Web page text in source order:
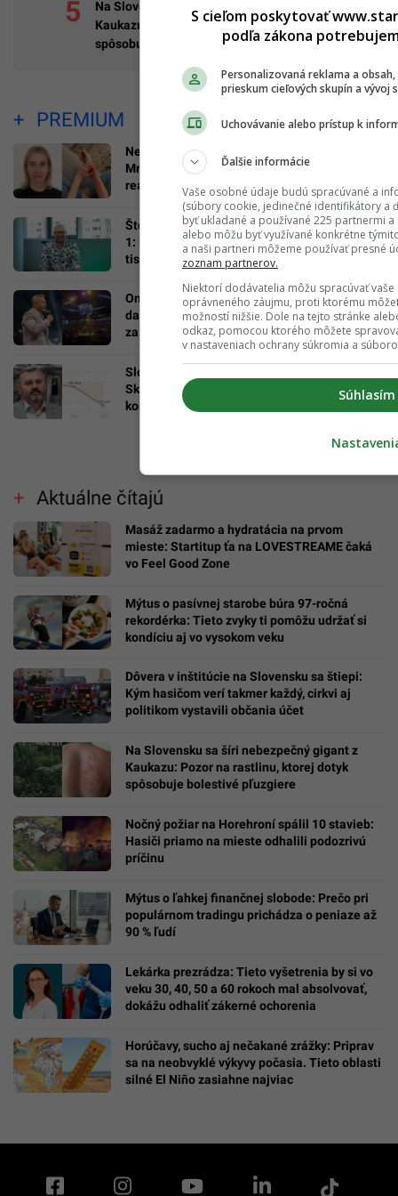
Na Slovensku sa šíri nebezpečný gigant z
Kaukazu: Pozor na rastlinu, ktorej dotyk
spôsobuje bolestivé pľuzgiere
PREMIUM
Neurologička odporúča metódu 60-5-3-30:
Mravčenie v končatinách môže byť neškodnou
reakciou na tlak, ale aj varovným signálom
Števo Eisele o zákulisí milionárskej Formuly
1: Prenájom komentátorskej búdky stál 15-
tisíc eur
Ondřej Novotný z Oktagonu. Za McGregora by
dal aj 50 miliónov eur, organizáciu by predal
za astronomickú sumu
Slovenská firma vedie spor o 3,1 milióna eur.
Skončila v konkurze, stroskotala na
konfliktoch
Aktuálne čítajú
Masáž zadarmo a hydratácia na prvom
mieste: Startitup ťa na LOVESTREAME čaká
vo Feel Good Zone
Mýtus o pasívnej starobe búra 97-ročná
rekordérka: Tieto zvyky ti pomôžu udržať si
kondíciu aj vo vysokom veku
Dôvera v inštitúcie na Slovensku sa štiepi:
Kým hasičom verí takmer každý, cirkvi aj
politikom vystavili občania účet
Na Slovensku sa šíri nebezpečný gigant z
Kaukazu: Pozor na rastlinu, ktorej dotyk
spôsobuje bolestivé pľuzgiere
Nočný požiar na Horehroní spálil 10 stavieb:
Hasiči priamo na mieste odhalili podozrivú
príčinu
Mýtus o ľahkej finančnej slobode: Prečo pri
populárnom tradingu prichádza o peniaze až
90 % ľudí
Lekárka prezrádza: Tieto vyšetrenia by si vo
veku 30, 40, 50 a 60 rokoch mal absolvovať,
dokážu odhaliť zákerné ochorenia
Horúčavy, sucho aj nečakané zrážky: Priprav
sa na neobvyklé výkyvy počasia. Tieto oblasti
silné El Niño zasiahne najviac
S cieľom poskytovať
podľa zákona
Personalizovaná reklama a
prieskum cieľových skupín a vývoj
Uchovávanie alebo prístup k
Ďalšie informácie
Vaše osobné údaje budú spracúvané a
(súbory cookie, jedinečné identifikátory a
byť ukladané a používané 225 partnermi
alebo môžu byť využívané konkrétne
a naši partneri môžeme používať presné
zoznam partnerov.
Niektorí dodávatelia môžu spracúvať
oprávneného záujmu, proti ktorému
možností nižšie. Dole na tejto stránke
odkaz, pomocou ktorého môžete
v nastaveniach ochrany súkromia a
Súhlasím